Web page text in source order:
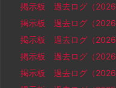
掲示板 過去ログ（
掲示板 過去ログ（
掲示板 過去ログ（
掲示板 過去ログ（
掲示板 過去ログ（